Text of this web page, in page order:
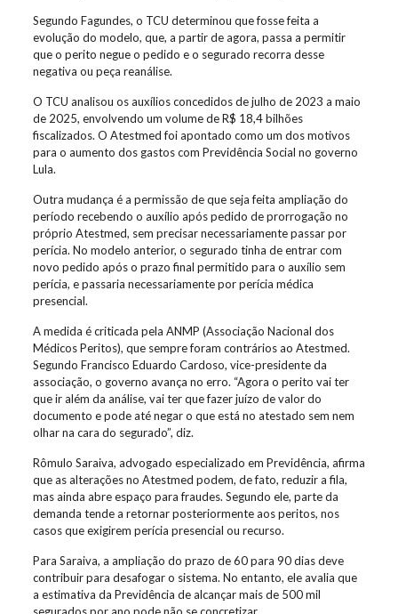
Segundo Fagundes, o TCU determinou que fosse feita a
evolução do modelo, que, a partir de agora, passa a permitir
que o perito negue o pedido e o segurado recorra desse
negativa ou peça reanálise.
O TCU analisou os auxílios concedidos de julho de 2023 a maio
de 2025, envolvendo um volume de R$ 18,4 bilhões
fiscalizados. O Atestmed foi apontado como um dos motivos
para o aumento dos gastos com Previdência Social no governo
Lula.
Outra mudança é a permissão de que seja feita ampliação do
período recebendo o auxílio após pedido de prorrogação no
próprio Atestmed, sem precisar necessariamente passar por
perícia. No modelo anterior, o segurado tinha de entrar com
novo pedido após o prazo final permitido para o auxílio sem
perícia, e passaria necessariamente por perícia médica
presencial.
A medida é criticada pela ANMP (Associação Nacional dos
Médicos Peritos), que sempre foram contrários ao Atestmed.
Segundo Francisco Eduardo Cardoso, vice-presidente da
associação, o governo avança no erro. “Agora o perito vai ter
que ir além da análise, vai ter que fazer juízo de valor do
documento e pode até negar o que está no atestado sem nem
olhar na cara do segurado”, diz.
Rômulo Saraiva, advogado especializado em Previdência, afirma
que as alterações no Atestmed podem, de fato, reduzir a fila,
mas ainda abre espaço para fraudes. Segundo ele, parte da
demanda tende a retornar posteriormente aos peritos, nos
casos que exigirem perícia presencial ou recurso.
Para Saraiva, a ampliação do prazo de 60 para 90 dias deve
contribuir para desafogar o sistema. No entanto, ele avalia que
a estimativa da Previdência de alcançar mais de 500 mil